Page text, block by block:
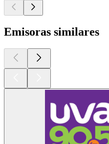
Emisoras similares